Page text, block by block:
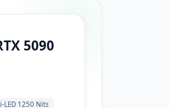
5090
LED 1250 Nits